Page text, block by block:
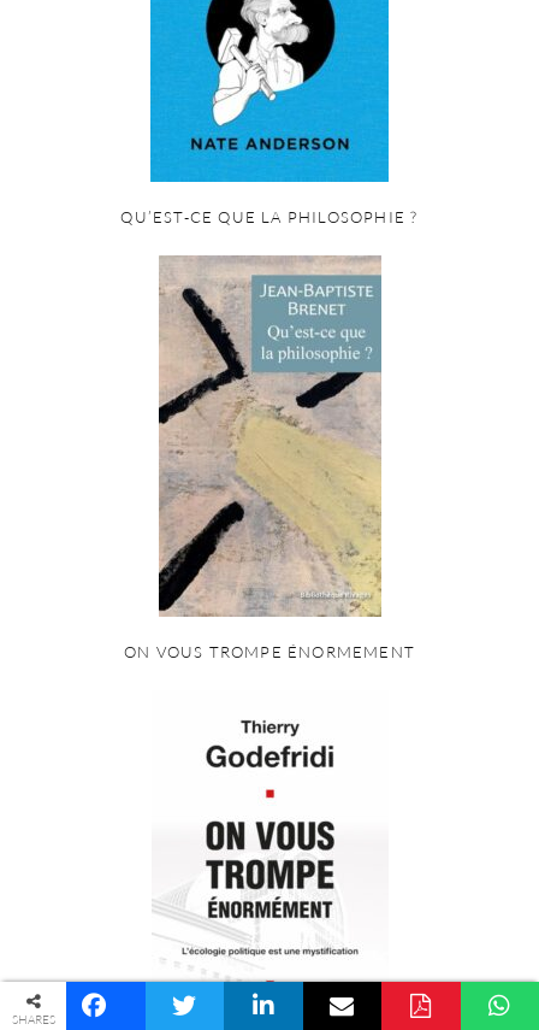
QU’EST-CE QUE LA PHILOSOPHIE ?
ON VOUS TROMPE ÉNORMEMENT
© COPYRIGHT PALINGÉNÉSIE - POLITIQUE DE CONFIDENTIALITÉ
SHARES